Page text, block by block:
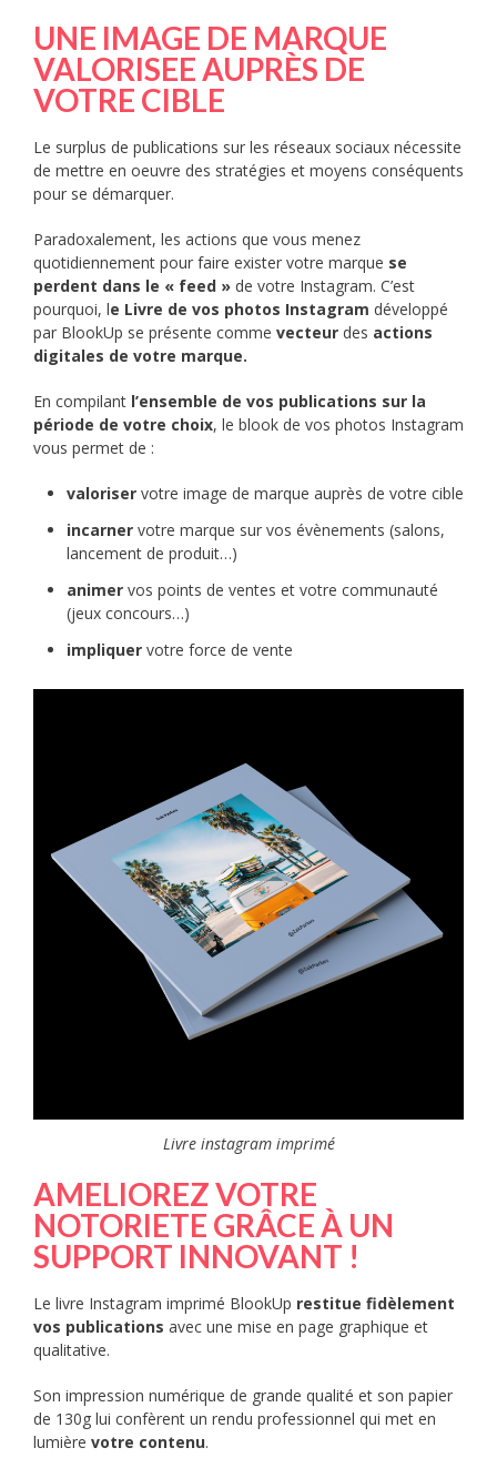
UNE IMAGE DE MARQUE
VALORISEE AUPRÈS DE
VOTRE CIBLE
Le surplus de publications sur les réseaux sociaux nécessite
de mettre en oeuvre des stratégies et moyens conséquents
pour se démarquer.
Paradoxalement, les actions que vous menez
quotidiennement pour faire exister votre marque se
perdent dans le « feed » de votre Instagram. C’est
pourquoi, le Livre de vos photos Instagram développé
par BlookUp se présente comme vecteur des actions
digitales de votre marque.
En compilant l’ensemble de vos publications sur la
période de votre choix, le blook de vos photos Instagram
vous permet de :
valoriser votre image de marque auprès de votre cible
incarner votre marque sur vos évènements (salons,
lancement de produit…)
animer vos points de ventes et votre communauté
(jeux concours…)
impliquer votre force de vente
Livre instagram imprimé
AMELIOREZ VOTRE
NOTORIETE GRÂCE À UN
SUPPORT INNOVANT !
Le livre Instagram imprimé BlookUp restitue fidèlement
vos publications avec une mise en page graphique et
qualitative.
Son impression numérique de grande qualité et son papier
de 130g lui confèrent un rendu professionnel qui met en
lumière votre contenu.